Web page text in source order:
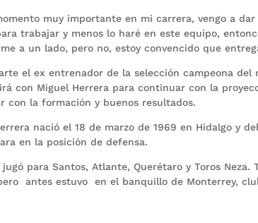
muy importante en mi carrera, vengo a
trabajar y menos lo haré en este equipo,
a un lado, pero no, estoy convencido que
el ex entrenador de la selección campeona del
con Miguel Herrera para continuar con la
con la formación y buenos resultados.
nació el 18 de marzo de 1969 en Hidalgo y
en la posición de defensa.
jugó para Santos, Atlante, Querétaro y Toros
antes estuvo en el banquillo de Monterrey,